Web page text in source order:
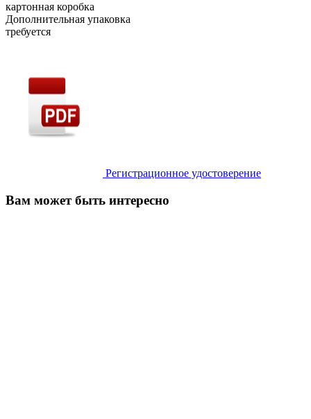
картонная коробка
Дополнительная упаковка
требуется
Регистрационное удостоверение
Вам может быть интересно